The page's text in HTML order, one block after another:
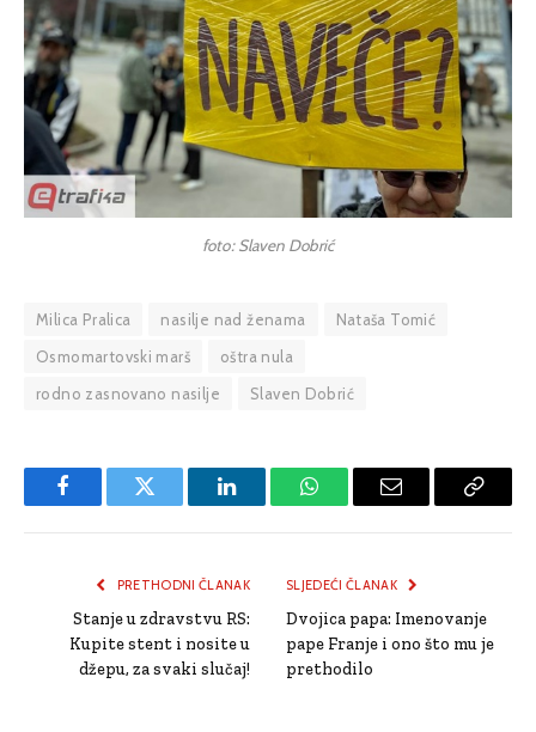
foto: Slaven Dobrić
Milica Pralica nasilje nad ženama
Nataša Tomić
Osmomartovski marš
oštra nula
rodno zasnovano nasilje
Slaven Dobrić
FacebookTwitter LinkedInWhatsAppEmail
Copy
PRETHODNI ČLANAK
Stanje u zdravstvu RS:
Kupite stent i nosite u
džepu, za svaki slučaj!
SLJEDEĆI ČLANAK
Dvojica papa: Imenovanje
pape Franje i ono što mu je
prethodilo